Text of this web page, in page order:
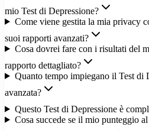
mio Test di Depressione?
Come viene gestita la mia privacy
suoi rapporti avanzati?
Cosa dovrei fare con i risultati del
rapporto dettagliato?
Quanto tempo impiegano il Test di
avanzata?
Questo Test di Depressione è
Cosa succede se il mio punteggio